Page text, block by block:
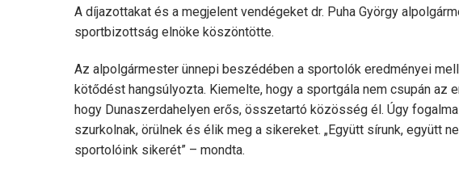
A díjazottakat és a megjelent vendégeket dr. Puha György
sportbizottság elnöke köszöntötte.
Az alpolgármester ünnepi beszédében a sportolók eredményei
kötődést hangsúlyozta. Kiemelte, hogy a sportgála nem csupán az
hogy Dunaszerdahelyen erős, összetartó közösség él. Úgy
szurkolnak, örülnek és élik meg a sikereket. „Együtt sírunk, együtt
sportolóink sikerét” – mondta.